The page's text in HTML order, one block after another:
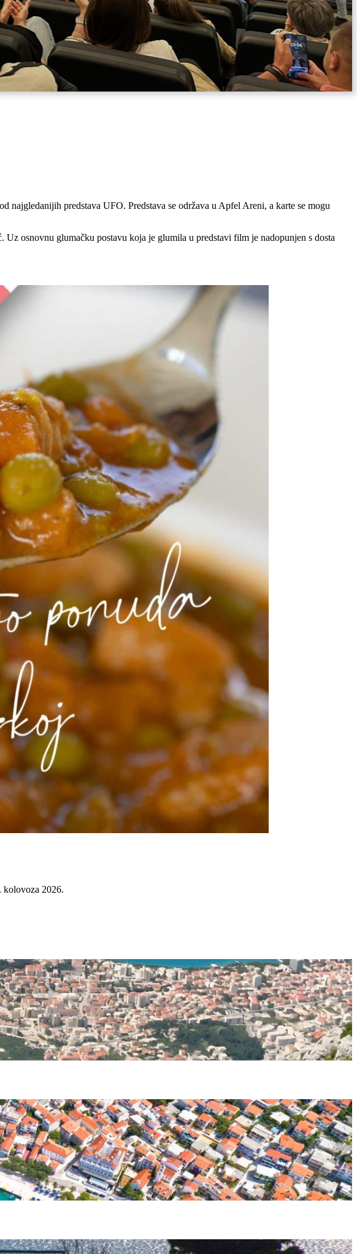
najgledanijih predstava UFO. Predstava se održava u Apfel Areni, a karte se mogu
osnovnu glumačku postavu koja je glumila u predstavi film je nadopunjen s dosta
kolovoza 2026.